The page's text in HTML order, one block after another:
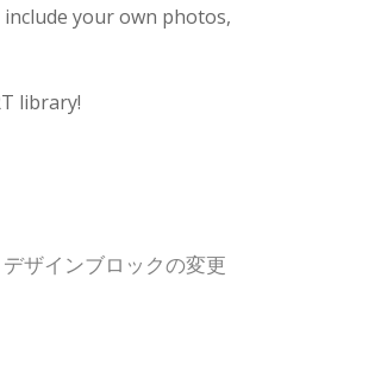
your own photos,
library!
ザインブロックの変更